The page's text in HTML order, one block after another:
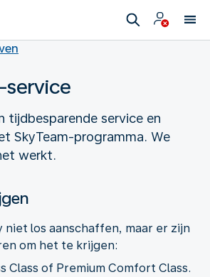
service
tijdbesparende service en
SkyTeam-programma. We
werkt.
niet los aanschaffen, maar er zijn
om het te krijgen:
Class of Premium Comfort Class.